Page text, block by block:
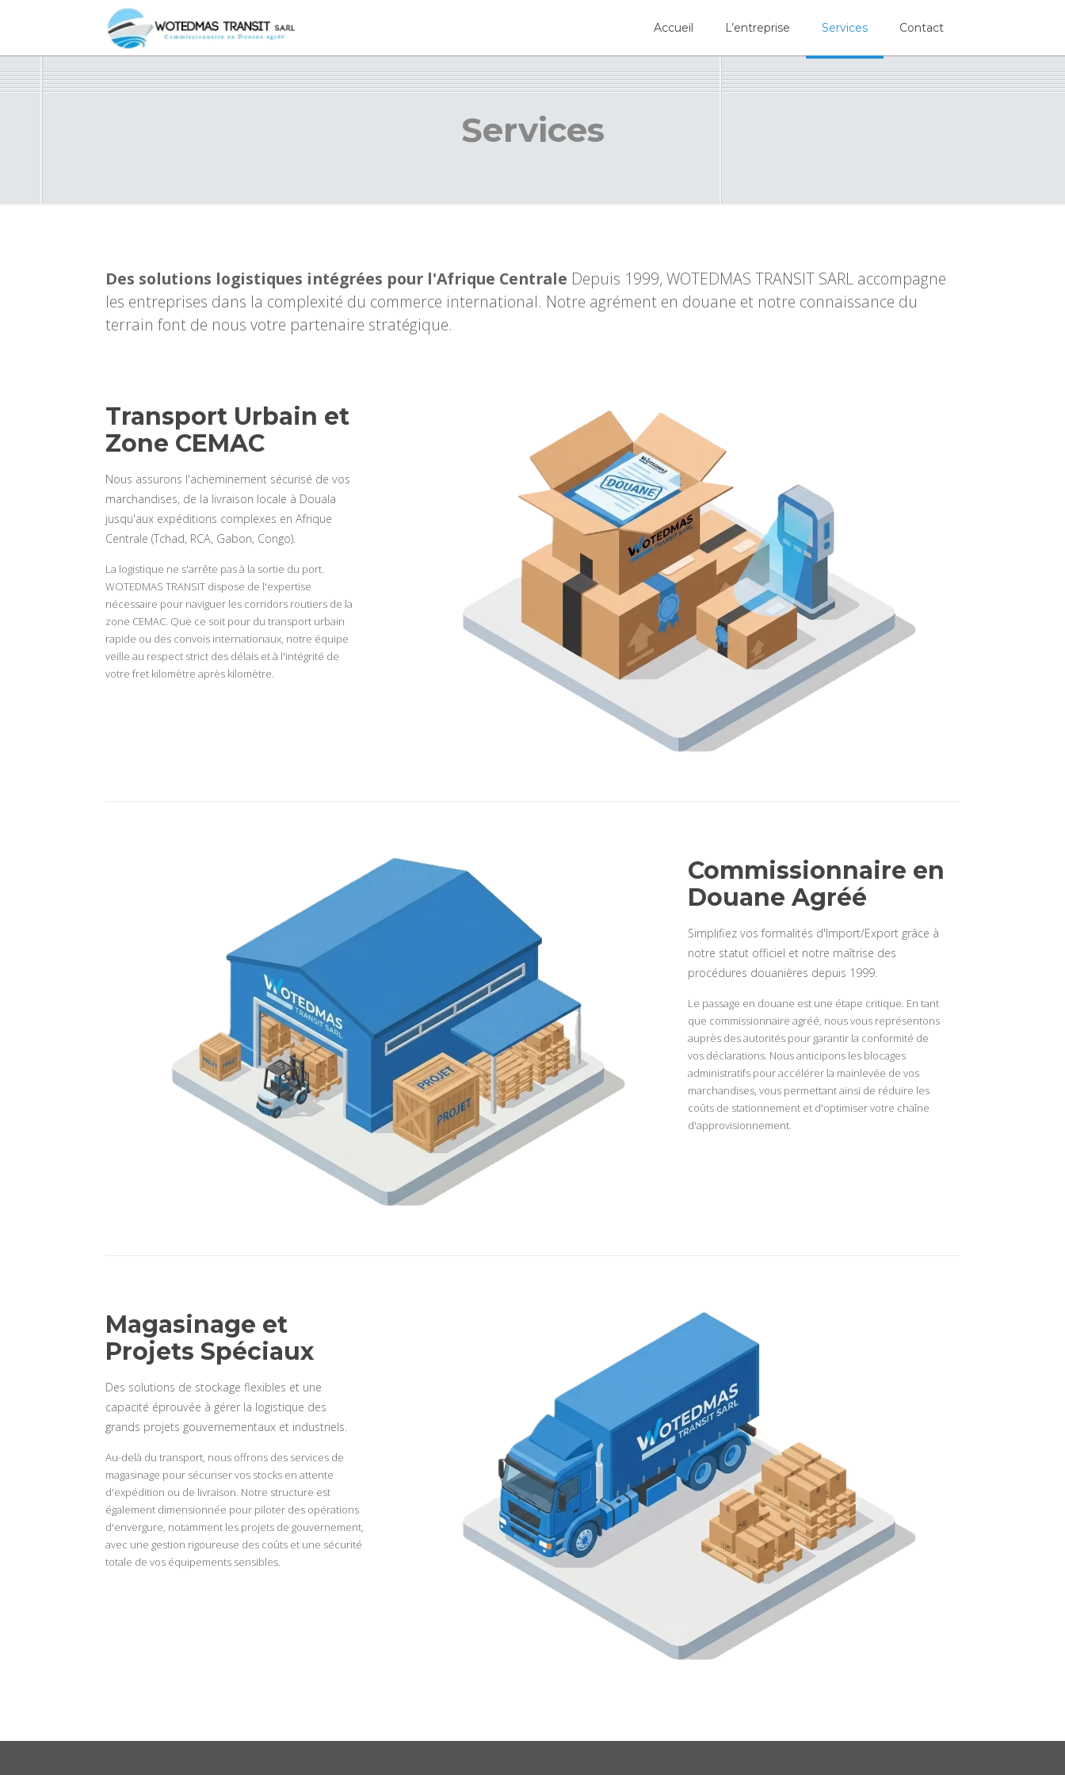
Accueil L’entreprise Services Contact
Services
Des solutions logistiques intégrées pour l'Afrique Centrale Depuis 1999, WOTEDMAS TRANSIT SARL accompagne
les entreprises dans la complexité du commerce international. Notre agrément en douane et notre connaissance du
terrain font de nous votre partenaire stratégique.
Transport Urbain et
Zone CEMAC
Nous assurons l'acheminement sécurisé de vos
marchandises, de la livraison locale à Douala
jusqu'aux expéditions complexes en Afrique
Centrale (Tchad, RCA, Gabon, Congo).
La logistique ne s'arrête pas à la sortie du port.
WOTEDMAS TRANSIT dispose de l'expertise
nécessaire pour naviguer les corridors routiers de la
zone CEMAC. Que ce soit pour du transport urbain
rapide ou des convois internationaux, notre équipe
veille au respect strict des délais et à l'intégrité de
votre fret kilomètre après kilomètre.
Commissionnaire en
Douane Agréé
Simplifiez vos formalités d'Import/Export grâce à
notre statut officiel et notre maîtrise des
procédures douanières depuis 1999.
Le passage en douane est une étape critique. En tant
que commissionnaire agréé, nous vous représentons
auprès des autorités pour garantir la conformité de
vos déclarations. Nous anticipons les blocages
administratifs pour accélérer la mainlevée de vos
marchandises, vous permettant ainsi de réduire les
coûts de stationnement et d'optimiser votre chaîne
d'approvisionnement.
Magasinage et
Projets Spéciaux
Des solutions de stockage flexibles et une
capacité éprouvée à gérer la logistique des
grands projets gouvernementaux et industriels.
Au-delà du transport, nous offrons des services de
magasinage pour sécuriser vos stocks en attente
d'expédition ou de livraison. Notre structure est
également dimensionnée pour piloter des opérations
d'envergure, notamment les projets de gouvernement,
avec une gestion rigoureuse des coûts et une sécurité
totale de vos équipements sensibles.